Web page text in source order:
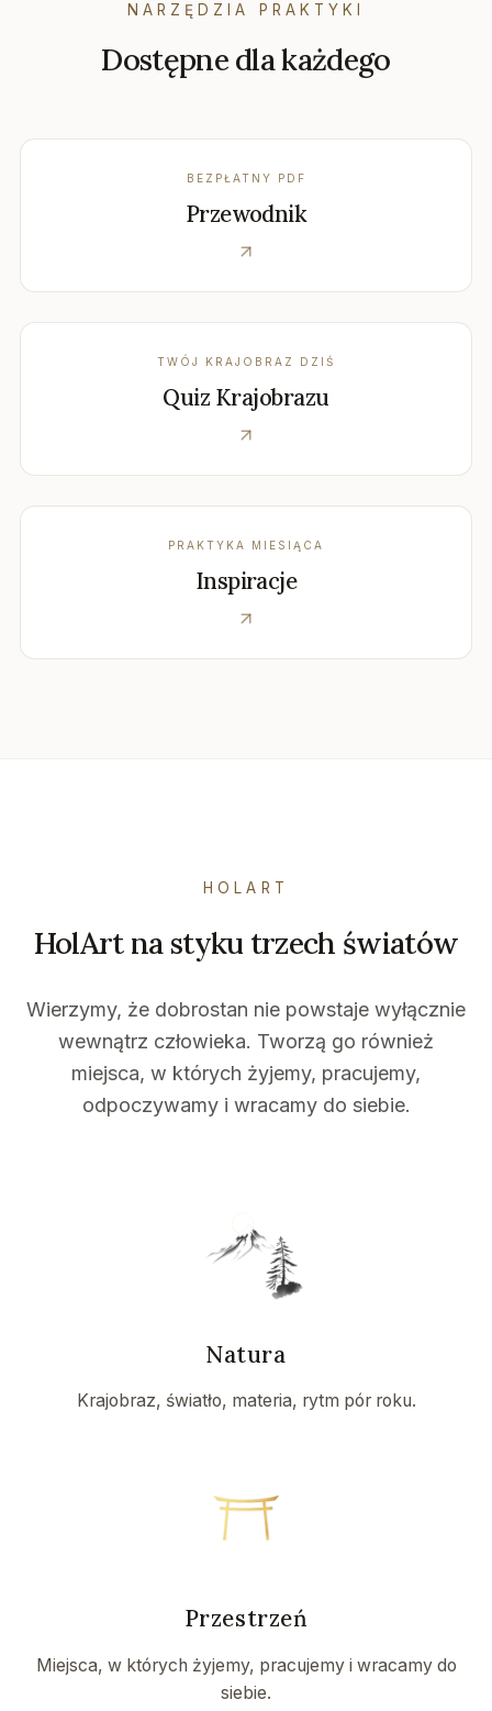
NARZĘDZIA PRAKTYKI
Dostępne dla każdego
BEZPŁATNY PDF
Przewodnik
TWÓJ KRAJOBRAZ DZIŚ
Quiz Krajobrazu
PRAKTYKA MIESIĄCA
Inspiracje
HOLART
HolArt na styku trzech światów
Wierzymy, że dobrostan nie powstaje wyłącznie
wewnątrz człowieka. Tworzą go również
miejsca, w których żyjemy, pracujemy,
odpoczywamy i wracamy do siebie.
Natura
Krajobraz, światło, materia, rytm pór roku.
Przestrzeń
Miejsca, w których żyjemy, pracujemy i wracamy do
siebie.